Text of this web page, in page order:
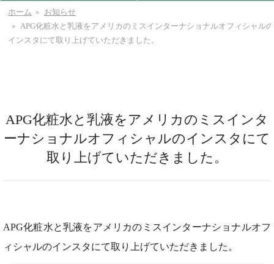
ホーム
お知らせ
APG化粧水と乳液をアメリカのミスインターナショナルオフィシャルの
インスタにて取り上げていただきました。
APG化粧水と乳液をアメリカのミスインタ
ーナショナルオフィシャルのインスタにて
取り上げていただきました。
APG化粧水と乳液をアメリカのミスインターナショナルオフ
ィシャルのインスタにて取り上げていただきました。